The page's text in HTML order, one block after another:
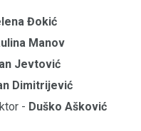
Đokić
Manov
Jevtović
Dimitrijević
- Duško Ašković